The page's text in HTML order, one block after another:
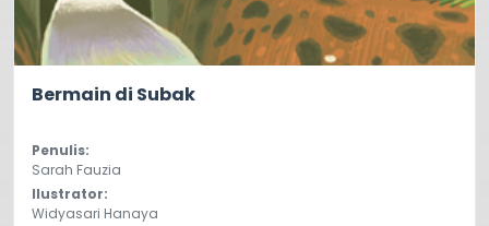
Bermain di Subak
Penulis:
Sarah Fauzia
Ilustrator:
Widyasari Hanaya